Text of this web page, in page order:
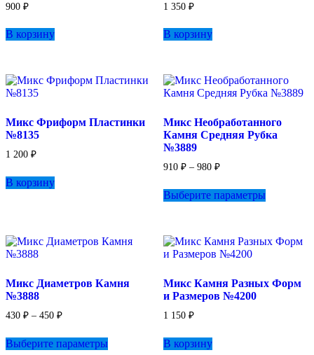
900 ₽
В корзину
1 350 ₽
В корзину
Микс Фриформ Пластинки
№8135
1 200 ₽
В корзину
Микс Необработанного
Камня Средняя Рубка
№3889
910 ₽ – 980 ₽Диапазон
910 ₽
–
Выберите параметрытовар
Опции
на
Микс Диаметров Камня
№3888
430 ₽ – 450 ₽Диапазон
430 ₽
–
Выберите параметры
Микс Камня Разных Форм
и Размеров №4200
1 150 ₽
В корзину